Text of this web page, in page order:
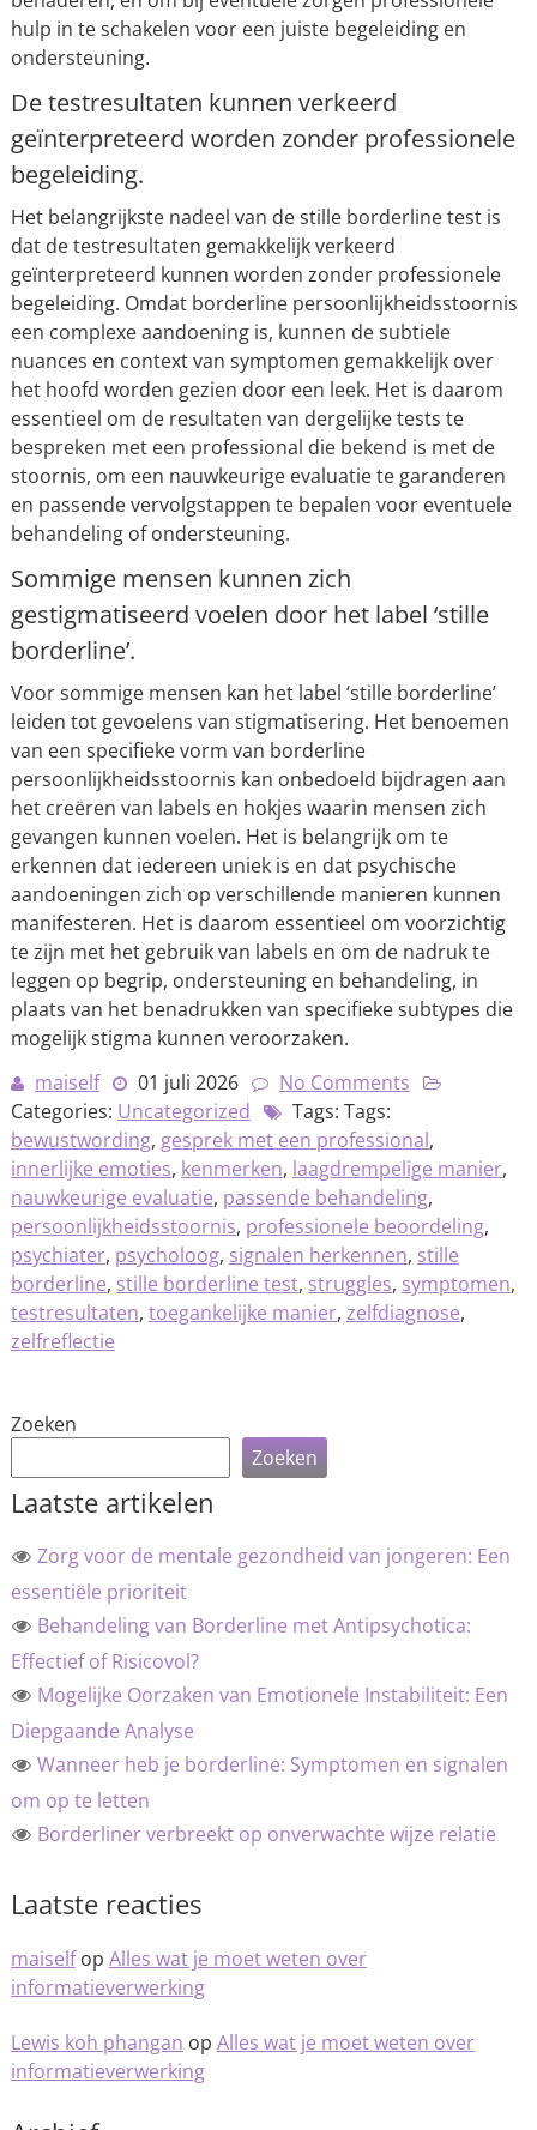
hulp in te schakelen voor een juiste begeleiding en
ondersteuning.
De testresultaten kunnen verkeerd
geïnterpreteerd worden zonder professionele
begeleiding.
Het belangrijkste nadeel van de stille borderline test is
dat de testresultaten gemakkelijk verkeerd
geïnterpreteerd kunnen worden zonder professionele
begeleiding. Omdat borderline persoonlijkheidsstoornis
een complexe aandoening is, kunnen de subtiele
nuances en context van symptomen gemakkelijk over
het hoofd worden gezien door een leek. Het is daarom
essentieel om de resultaten van dergelijke tests te
bespreken met een professional die bekend is met de
stoornis, om een nauwkeurige evaluatie te garanderen
en passende vervolgstappen te bepalen voor eventuele
behandeling of ondersteuning.
Sommige mensen kunnen zich
gestigmatiseerd voelen door het label ‘stille
borderline’.
Voor sommige mensen kan het label ‘stille borderline’
leiden tot gevoelens van stigmatisering. Het benoemen
van een specifieke vorm van borderline
persoonlijkheidsstoornis kan onbedoeld bijdragen aan
het creëren van labels en hokjes waarin mensen zich
gevangen kunnen voelen. Het is belangrijk om te
erkennen dat iedereen uniek is en dat psychische
aandoeningen zich op verschillende manieren kunnen
manifesteren. Het is daarom essentieel om voorzichtig
te zijn met het gebruik van labels en om de nadruk te
leggen op begrip, ondersteuning en behandeling, in
plaats van het benadrukken van specifieke subtypes die
mogelijk stigma kunnen veroorzaken.
maiself
01 juli 2026
No Comments
Categories: Uncategorized
Tags: Tags:
bewustwording, gesprek met een professional,
innerlijke emoties, kenmerken, laagdrempelige manier,
nauwkeurige evaluatie, passende behandeling,
persoonlijkheidsstoornis, professionele beoordeling,
psychiater, psycholoog, signalen herkennen, stille
borderline, stille borderline test, struggles, symptomen,
testresultaten, toegankelijke manier, zelfdiagnose,
zelfreflectie
Zoeken
Zoeken
Laatste artikelen
Zorg voor de mentale gezondheid van jongeren: Een
essentiële prioriteit
Behandeling van Borderline met Antipsychotica:
Effectief of Risicovol?
Mogelijke Oorzaken van Emotionele Instabiliteit: Een
Diepgaande Analyse
Wanneer heb je borderline: Symptomen en signalen
om op te letten
Borderliner verbreekt op onverwachte wijze relatie
Laatste reacties
maiselfop Alles wat je moet weten over
informatieverwerking
Lewis koh phangan op Alles wat je moet weten over
informatieverwerking